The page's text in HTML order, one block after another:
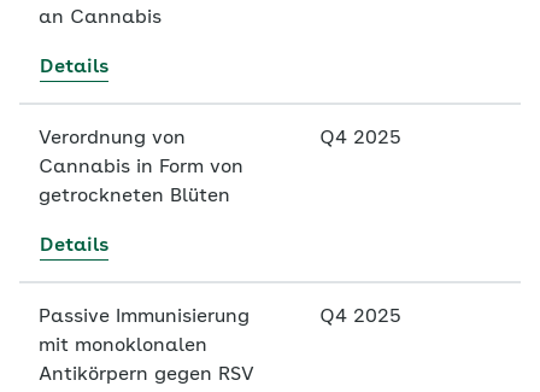
an Cannabis
Details
Verordnung von
Cannabis in Form von
getrockneten Blüten
Details
Q4 2025
Passive Immunisierung
mit monoklonalen
Antikörpern gegen RSV
Q4 2025